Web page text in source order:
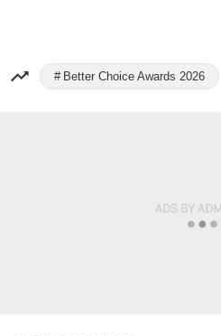
Better Choice Awards 2026